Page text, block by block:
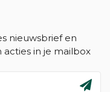
nieuwsbrief en
in je mailbox